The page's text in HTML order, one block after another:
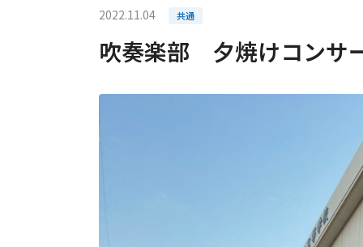
2022.11.04 共通
吹奏楽部 夕焼けコンサ